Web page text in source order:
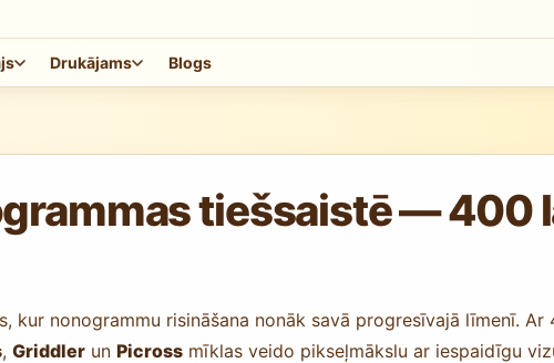
Drukājams Blogs
tiešsaistē — 400
kur nonogrammu risināšana nonāk savā progresīvajā līmenī.
, Griddlerun Picrossmīklas veido pikseļmākslu ar iespaidīgu